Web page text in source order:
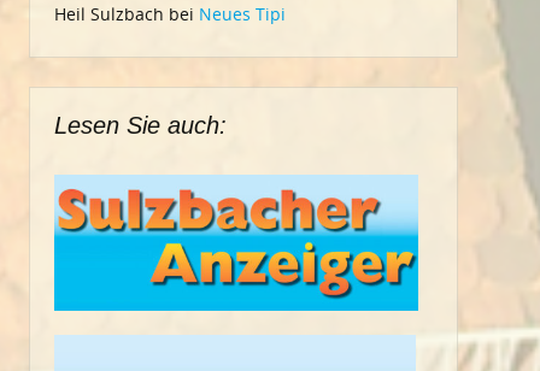
Heil Sulzbach bei Neues Tipi
Lesen Sie auch: